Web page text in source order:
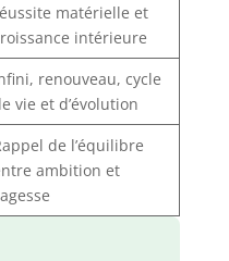
matérielle et
intérieure
renouveau, cycle
vie et d’évolution
de l’équilibre
ambition et